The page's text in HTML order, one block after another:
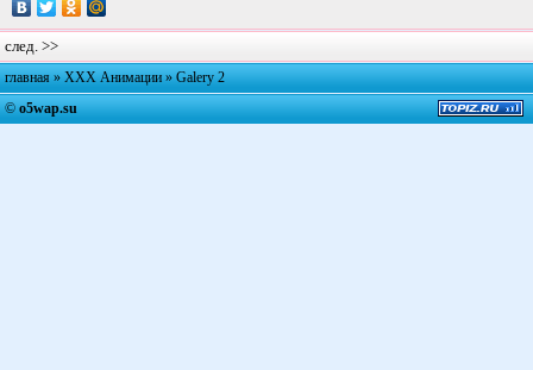
след. >>
главная»XXX Анимации»Galery 2
©o5wap.su